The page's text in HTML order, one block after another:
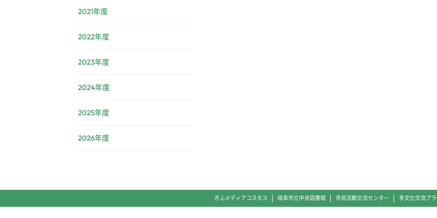
2021年度
2022年度
2023年度
2024年度
2025年度
2026年度
ぎふメディアコスモス 岐阜市立中央図書館 市民活動交流センター 多文化交流プ